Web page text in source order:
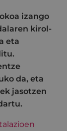
izango
kirol-
eta
da, eta
jasotzen